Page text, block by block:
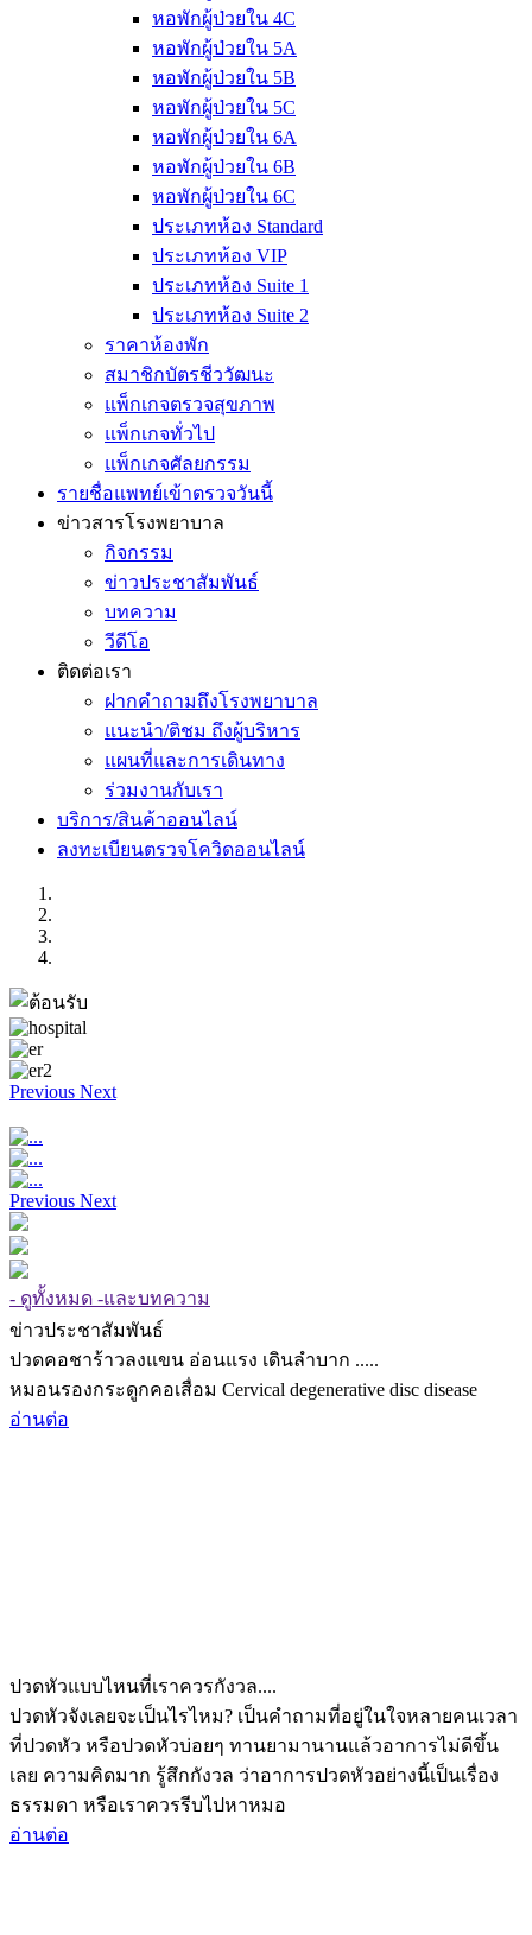
หอพักผู้ป่วยใน 4C
หอพักผู้ป่วยใน 5A
หอพักผู้ป่วยใน 5B
หอพักผู้ป่วยใน 5C
หอพักผู้ป่วยใน 6A
หอพักผู้ป่วยใน 6B
หอพักผู้ป่วยใน 6C
ประเภทห้อง Standard
ประเภทห้อง VIP
ประเภทห้อง Suite 1
ประเภทห้อง Suite 2
ราคาห้องพัก
สมาชิกบัตรชีววัฒนะ
แพ็กเกจตรวจสุขภาพ
แพ็กเกจทั่วไป
แพ็กเกจศัลยกรรม
รายชื่อแพทย์เข้าตรวจวันนี้
ข่าวสารโรงพยาบาล
กิจกรรม
ข่าวประชาสัมพันธ์
บทความ
วีดีโอ
ติดต่อเรา
ฝากคำถามถึงโรงพยาบาล
แนะนำ/ติชม ถึงผู้บริหาร
แผนที่และการเดินทาง
ร่วมงานกับเรา
บริการ/สินค้าออนไลน์
ลงทะเบียนตรวจโควิดออนไลน์
Previous Next
Previous Next
- ดูทั้งหมด -และบทความ
ข่าวประชาสัมพันธ์
ปวดคอชาร้าวลงแขน อ่อนแรง เดินลำบาก .....
หมอนรองกระดูกคอเสื่อม Cervical degenerative disc disease
อ่านต่อ
ปวดหัวแบบไหนที่เราควรกังวล....
ปวดหัวจังเลยจะเป็นไรไหม? เป็นคำถามที่อยู่ในใจหลายคนเวลา
ที่ปวดหัว หรือปวดหัวบ่อยๆ ทานยามานานแล้วอาการไม่ดีขึ้น
เลย ความคิดมาก รู้สึกกังวล ว่าอาการปวดหัวอย่างนี้เป็นเรื่อง
ธรรมดา หรือเราควรรีบไปหาหมอ
อ่านต่อ